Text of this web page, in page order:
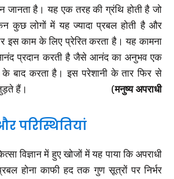
जानता है। यह एक तरह की ग्रंथि होती है जो
कुछ लोगों में यह ज्यादा प्रबल होती है और
इस काम के लिए प्रेरित करता है। यह कामना
आनंद प्रदान करती है जैसे आनंद का अनुभव एक
बाद करता है। इस परेशानी के तार फिर से
से आकर जुड़ते हैं। (मनुष्य अपराधी
परिस्थितियां
विज्ञान में हुए खोजों में यह पाया कि अपराधी
प्रबल होना काफी हद तक गुण सूत्रों पर निर्भर